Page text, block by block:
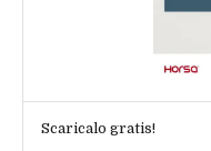
Scaricalo gratis!